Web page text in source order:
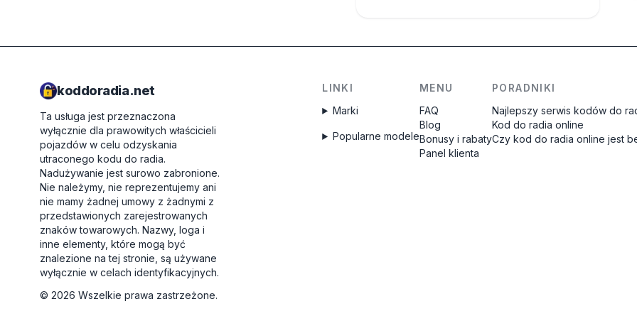
koddoradia.net
Ta usługa jest przeznaczona
wyłącznie dla prawowitych właścicieli
pojazdów w celu odzyskania
utraconego kodu do radia.
Nadużywanie jest surowo zabronione.
Nie należymy, nie reprezentujemy ani
nie mamy żadnej umowy z żadnymi z
przedstawionych zarejestrowanych
znaków towarowych. Nazwy, loga i
inne elementy, które mogą być
znalezione na tej stronie, są używane
wyłącznie w celach identyfikacyjnych.
© 2026 Wszelkie prawa zastrzeżone.
LINKI
Marki
Popularne modele
MENU
FAQ
Blog
Bonusy i rabaty
Panel klienta
PORADNIKI
Najlepszy serwis kodów do
Kod do radia online
Czy kod do radia online jest